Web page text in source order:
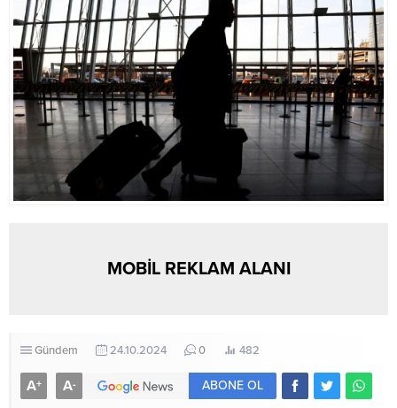
MOBİL REKLAM ALANI
Gündem 24.10.2024 0 482
A+ A- ABONE OL